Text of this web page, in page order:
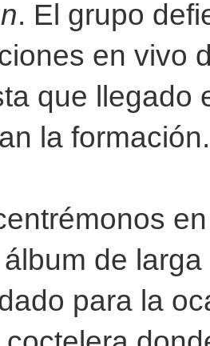
. El grupo
en vivo
que llegado
la formación.
de
para la